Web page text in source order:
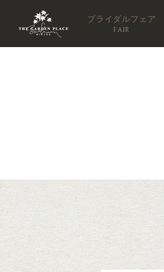
ブライダルフェア
FAIR